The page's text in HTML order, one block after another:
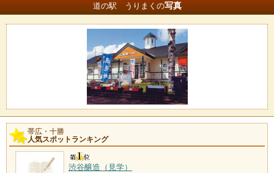
道の駅 うりまくの写真
帯広・十勝
人気スポットランキング
渋谷醸造（見学）